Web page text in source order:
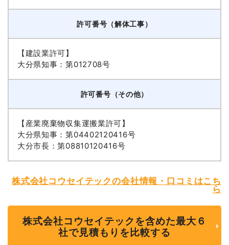
許可番号（解体工事）
【建設業許可】
大分県知事：第012708号
許可番号（その他）
【産業廃棄物収集運搬業許可】
大分県知事：第04402120416号
大分市長：第08810120416号
株式会社コウセイテックの会社情報・口コミはこち
ら
株式会社コウセイテックを含めた最大６
社で見積もりを比較する